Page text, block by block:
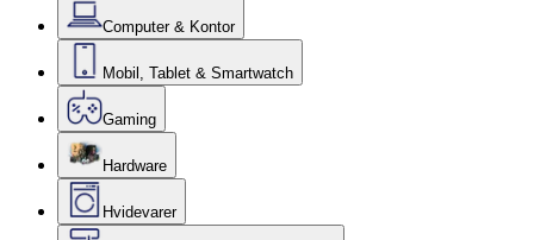
Computer & Kontor
Mobil, Tablet & Smartwatch
Gaming
Hardware
Hvidevarer